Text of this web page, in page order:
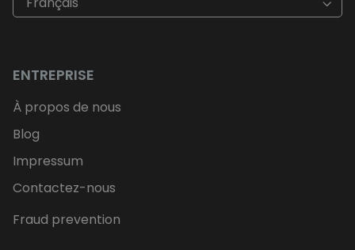
ENTREPRISE
À propos de nous
Blog
Impressum
Contactez-nous
Fraud prevention